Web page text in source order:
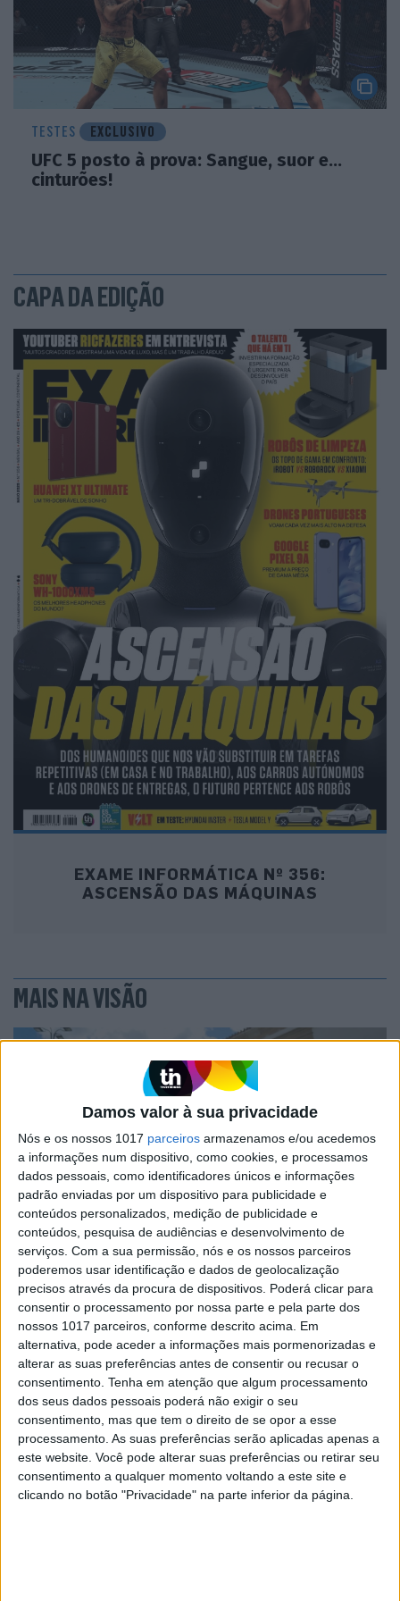
Damos valor à sua privacidade
Nós e os nossos 1017 parceiros armazenamos e/ou acedemos
a informações num dispositivo, como cookies, e processamos
dados pessoais, como identificadores únicos e informações
padrão enviadas por um dispositivo para publicidade e
conteúdos personalizados, medição de publicidade e
conteúdos, pesquisa de audiências e desenvolvimento de
serviços. Com a sua permissão, nós e os nossos parceiros
poderemos usar identificação e dados de geolocalização
precisos através da procura de dispositivos. Poderá clicar para
consentir o processamento por nossa parte e pela parte dos
nossos 1017 parceiros, conforme descrito acima. Em
alternativa, pode aceder a informações mais pormenorizadas e
alterar as suas preferências antes de consentir ou recusar o
consentimento. Tenha em atenção que algum processamento
dos seus dados pessoais poderá não exigir o seu
consentimento, mas que tem o direito de se opor a esse
processamento. As suas preferências serão aplicadas apenas a
este website. Você pode alterar suas preferências ou retirar seu
consentimento a qualquer momento voltando a este site e
clicando no botão "Privacidade" na parte inferior da página.
TESTES EXCLUSIVO
UFC 5 posto à prova: Sangue, suor e…
cinturões!
CAPA DA EDIÇÃO
EXAME INFORMÁTICA Nº 356:
ASCENSÃO DAS MÁQUINAS
MAIS NA VISÃO
SOCIEDADE EXCLUSIVO
A resistência do País rural: Outras lutas
em curso, além do Barrosso